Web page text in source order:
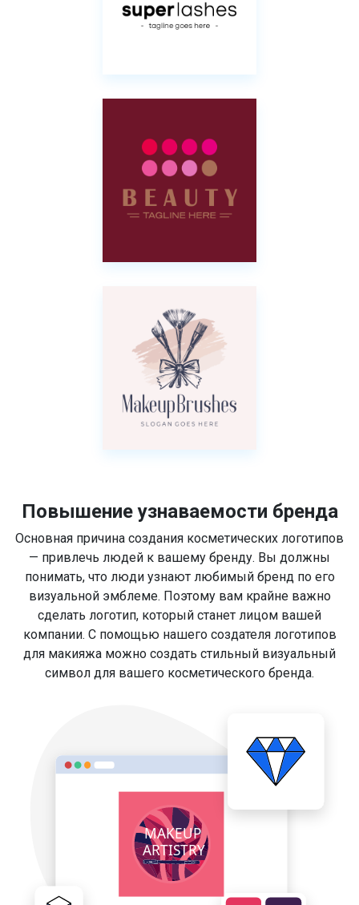
Повышение узнаваемости бренда
Основная причина создания косметических логотипов
— привлечь людей к вашему бренду. Вы должны
понимать, что люди узнают любимый бренд по его
визуальной эмблеме. Поэтому вам крайне важно
сделать логотип, который станет лицом вашей
компании. С помощью нашего создателя логотипов
для макияжа можно создать стильный визуальный
символ для вашего косметического бренда.